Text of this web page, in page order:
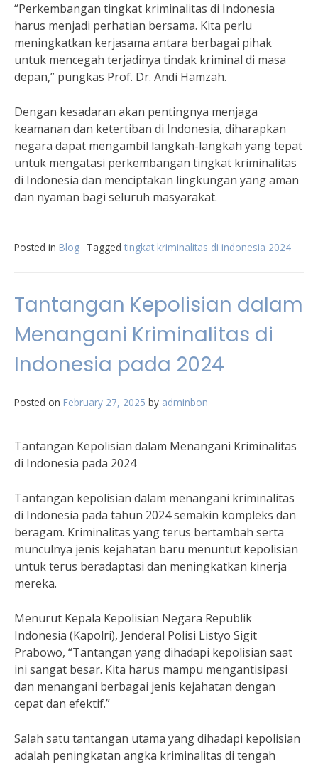
“Perkembangan tingkat kriminalitas di Indonesia
harus menjadi perhatian bersama. Kita perlu
meningkatkan kerjasama antara berbagai pihak
untuk mencegah terjadinya tindak kriminal di masa
depan,” pungkas Prof. Dr. Andi Hamzah.
Dengan kesadaran akan pentingnya menjaga
keamanan dan ketertiban di Indonesia, diharapkan
negara dapat mengambil langkah-langkah yang tepat
untuk mengatasi perkembangan tingkat kriminalitas
di Indonesia dan menciptakan lingkungan yang aman
dan nyaman bagi seluruh masyarakat.
Posted in Blog Tagged tingkat kriminalitas di indonesia 2024
Tantangan Kepolisian dalam
Menangani Kriminalitas di
Indonesia pada 2024
Posted on February 27, 2025 by adminbon
Tantangan Kepolisian dalam Menangani Kriminalitas
di Indonesia pada 2024
Tantangan kepolisian dalam menangani kriminalitas
di Indonesia pada tahun 2024 semakin kompleks dan
beragam. Kriminalitas yang terus bertambah serta
munculnya jenis kejahatan baru menuntut kepolisian
untuk terus beradaptasi dan meningkatkan kinerja
mereka.
Menurut Kepala Kepolisian Negara Republik
Indonesia (Kapolri), Jenderal Polisi Listyo Sigit
Prabowo, “Tantangan yang dihadapi kepolisian saat
ini sangat besar. Kita harus mampu mengantisipasi
dan menangani berbagai jenis kejahatan dengan
cepat dan efektif.”
Salah satu tantangan utama yang dihadapi kepolisian
adalah peningkatan angka kriminalitas di tengah